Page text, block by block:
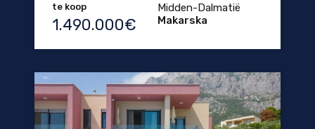
te koop
1.490.000€
Midden-Dalmatië
Makarska